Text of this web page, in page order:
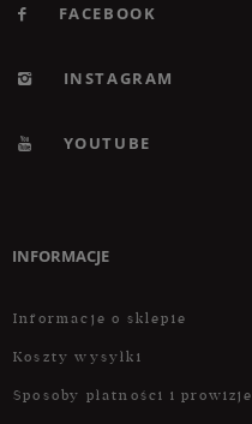
FACEBOOK
INSTAGRAM
YOUTUBE
INFORMACJE
Informacje o sklepie
Koszty wysyłki
Sposoby płatności i prowizje